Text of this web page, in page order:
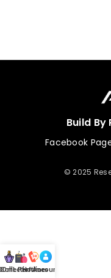
Build
Facebook
© 2025
mL Perfumes
Hotline
Account